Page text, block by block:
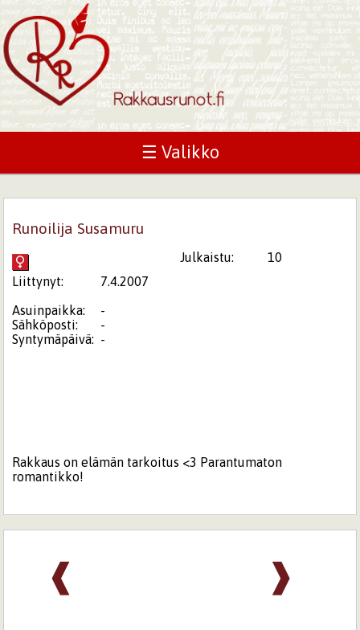
☰ Valikko
Runoilija Susamuru
Julkaistu:
10
Liittynyt:
7.4.2007
Asuinpaikka:
-
Sähköposti:
-
Syntymäpäivä: -
Rakkaus on elämän tarkoitus <3 Parantumaton
romantikko!
❱
❰